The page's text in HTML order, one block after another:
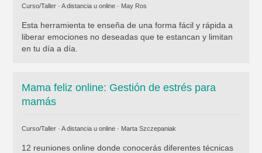
Curso/Taller · A distancia u online · May Ros
Esta herramienta te enseña de una forma fácil y rápida a
liberar emociones no deseadas que te estancan y limitan
en tu día a día.
Mama feliz online: Gestión de estrés para
mamás
Curso/Taller · A distancia u online · Marta Szczepaniak
12 reuniones online donde conocerás diferentes técnicas